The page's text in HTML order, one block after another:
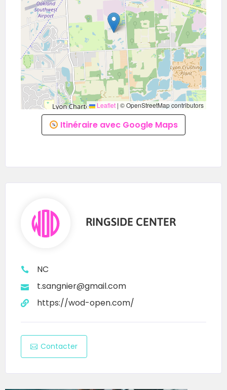
Ambiance communauté — petit groupe,
grande intensité Chronos et suivi de
performance
Ringside Center — Cormontreuil, Reims
Inscris-toi maintenant. Sois parmi les premiers
à vivre l’ATHX à Reims.
Leaflet | © OpenStreetMap contributors
Itinéraire avec Google Maps
RINGSIDE CENTER
NC
t.sangnier@gmail.com
https://wod-open.com/
Contacter